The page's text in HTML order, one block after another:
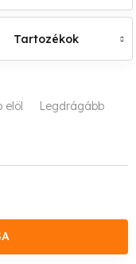
Tartozékok
elöl Legdrágább